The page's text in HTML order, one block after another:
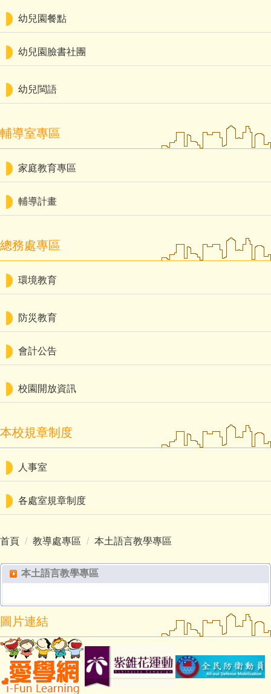
幼兒園餐點
幼兒園臉書社團
幼兒閩語
輔導室專區
家庭教育專區
輔導計畫
總務處專區
環境教育
防災教育
會計公告
校園開放資訊
本校規章制度
人事室
各處室規章制度
首頁 教導處專區 本土語言教學專區
本土語言教學專區
圖片連結